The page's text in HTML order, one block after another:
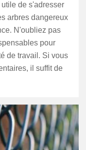
de s'adresser
arbres dangereux
N'oubliez pas
pour
de travail. Si vous
il suffit de